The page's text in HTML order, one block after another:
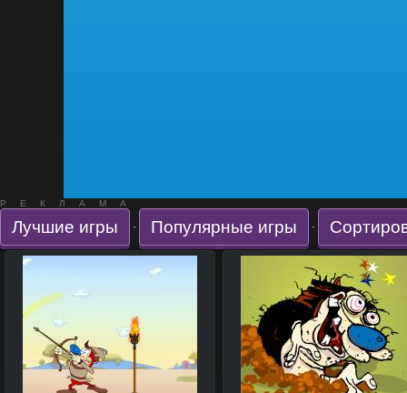
РЕКЛАМА
Лучшие игры · Популярные игры ·